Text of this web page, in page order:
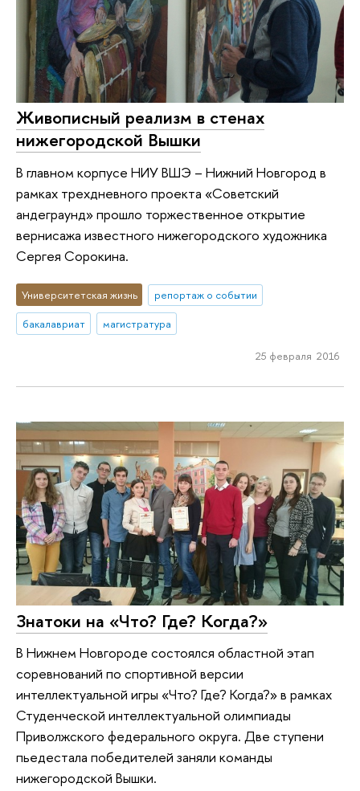
Живописный реализм в стенах
нижегородской Вышки
В главном корпусе НИУ ВШЭ – Нижний Новгород в
рамках трехдневного проекта «Советский
андеграунд» прошло торжественное открытие
вернисажа известного нижегородского художника
Сергея Сорокина.
Университетская жизнь
репортаж о событии
бакалавриат
магистратура
25 февраля 2016
Знатоки на «Что? Где? Когда?»
В Нижнем Новгороде состоялся областной этап
соревнований по спортивной версии
интеллектуальной игры «Что? Где? Когда?» в рамках
Студенческой интеллектуальной олимпиады
Приволжского федерального округа. Две ступени
пьедестала победителей заняли команды
нижегородской Вышки.